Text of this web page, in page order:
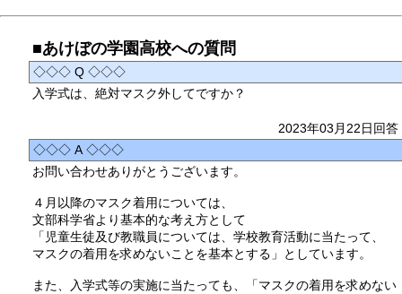
■あけぼの学園高校への質問
◇◇◇ Q ◇◇◇
入学式は、絶対マスク外してですか？
2023年03月22日回答
◇◇◇ A ◇◇◇
お問い合わせありがとうございます。
４月以降のマスク着用については、
文部科学省より基本的な考え方として
「児童生徒及び教職員については、学校教育活動に当たって、
マスクの着用を求めないことを基本とする」としています。
また、入学式等の実施に当たっても、「マスクの着用を求めない